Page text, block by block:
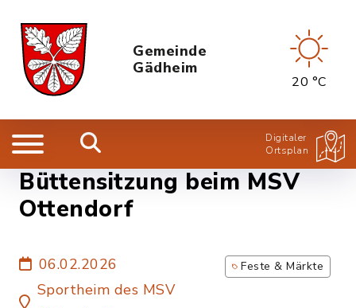
Gemeinde
Gädheim
20 °C
Digitaler
Ortsplan
Büttensitzung beim MSV
Ottendorf
06.02.2026
Sportheim des MSV
Feste & Märkte